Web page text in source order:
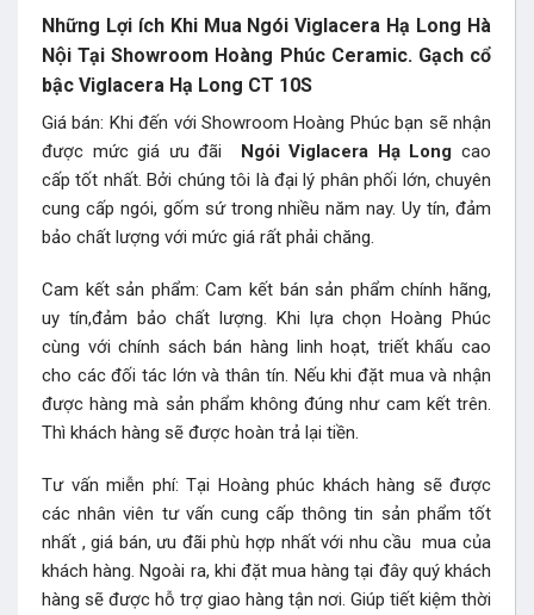
Những Lợi ích Khi Mua Ngói Viglacera Hạ Long Hà
Nội Tại Showroom Hoàng Phúc Ceramic. Gạch cổ
bậc Viglacera Hạ Long CT 10S
Giá bán: Khi đến với Showroom Hoàng Phúc bạn sẽ nhận
được mức giá ưu đãi
Ngói Viglacera Hạ Long cao
cấp tốt nhất. Bởi chúng tôi là đại lý phân phối lớn, chuyên
cung cấp ngói, gốm sứ trong nhiều năm nay. Uy tín, đảm
bảo chất lượng với mức giá rất phải chăng.
Cam kết sản phẩm: Cam kết bán sản phẩm chính hãng,
uy tín,đảm bảo chất lượng. Khi lựa chọn Hoàng Phúc
cùng với chính sách bán hàng linh hoạt, triết khấu cao
cho các đối tác lớn và thân tín. Nếu khi đặt mua và nhận
được hàng mà sản phẩm không đúng như cam kết trên.
Thì khách hàng sẽ được hoàn trả lại tiền.
Tư vấn miễn phí: Tại Hoàng phúc khách hàng sẽ được
các nhân viên tư vấn cung cấp thông tin sản phẩm tốt
nhất , giá bán, ưu đãi phù hợp nhất với nhu cầu mua của
khách hàng. Ngoài ra, khi đặt mua hàng tại đây quý khách
hàng sẽ được hỗ trợ giao hàng tận nơi. Giúp tiết kiệm thời